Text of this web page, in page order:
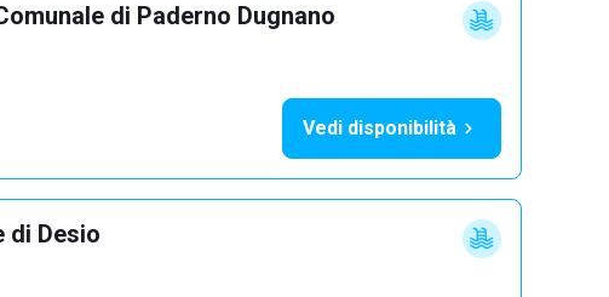
di Paderno Dugnano
Vedi disponibilità
di Desio